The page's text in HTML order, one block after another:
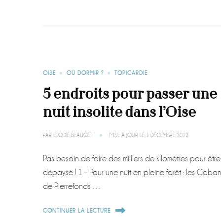
OISE OÙ DORMIR ? TOPICARDIE
5 endroits pour passer une
nuit insolite dans l’Oise
PAR ELODIE BEAUGET MISE À JOUR LE 1 DÉCEMBRE 2023
Pas besoin de faire des milliers de kilomètres pour être
dépaysé ! 1 – Pour une nuit en pleine forêt : les
de Pierrefonds …
CONTINUER LA LECTURE